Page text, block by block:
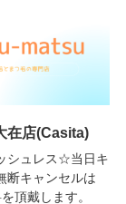
在店(Casita)
シュレス☆当日キ
断キャンセルは
頂戴します。